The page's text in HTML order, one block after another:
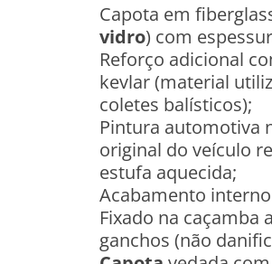
Capota em
vidro) com
Reforço adicional
kevlar (material
coletes balísticos);
Pintura automotiva
original do veículo
estufa aquecida;
Acabamento
Fixado na caçamba
ganchos (não